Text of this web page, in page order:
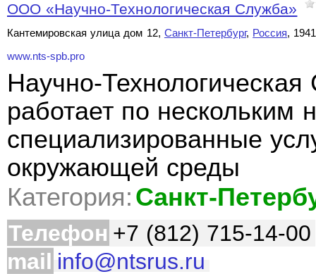
ООО «Научно-Технологическая Служба»
Кантемировская улица дом 12, Санкт-Петербург, Россия,
www.nts-spb.pro
Научно-
работает по нескольким
специализированные
окружающей среды
Категория: Санкт-
Телефон +7 (812) 715-14-00
mail info@ntsrus.ru